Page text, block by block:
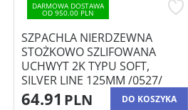
DARMOWA DOSTAWA
OD 950.00 PLN
SZPACHLA NIERDZEWNA
STOŻKOWO SZLIFOWANA
UCHWYT 2K TYPU SOFT,
SILVER LINE 125MM /0527/
64.91 PLN DO KOSZYKA